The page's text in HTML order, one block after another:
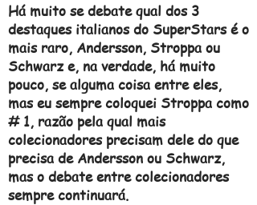
Há muito se debate qual dos 3
destaques italianos do SuperStars é o
mais raro, Andersson, Stroppa ou
Schwarz e, na verdade, há muito
pouco, se alguma coisa entre eles,
mas eu sempre coloquei Stroppa como
# 1, razão pela qual mais
colecionadores precisam dele do que
precisa de Andersson ou Schwarz,
mas o debate entre colecionadores
sempre continuará.